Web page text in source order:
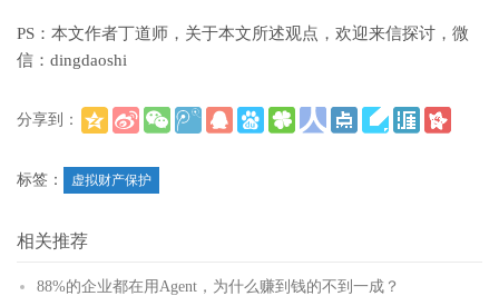
PS：本文作者丁道师，关于本文所述观点，欢迎来信探讨，微
信：dingdaoshi
分享到：
标签：
虚拟财产保护
相关推荐
88%的企业都在用Agent，为什么赚到钱的不到一成？